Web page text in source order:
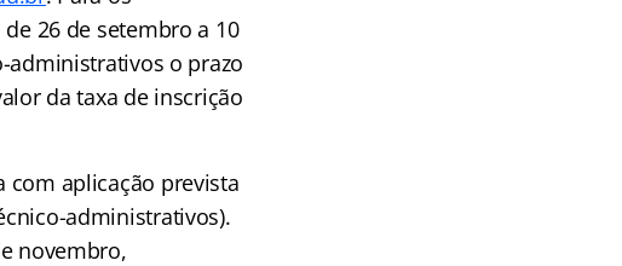
26 de setembro a 10
administrativos o prazo
da taxa de inscrição
com aplicação prevista
administrativos).
novembro,